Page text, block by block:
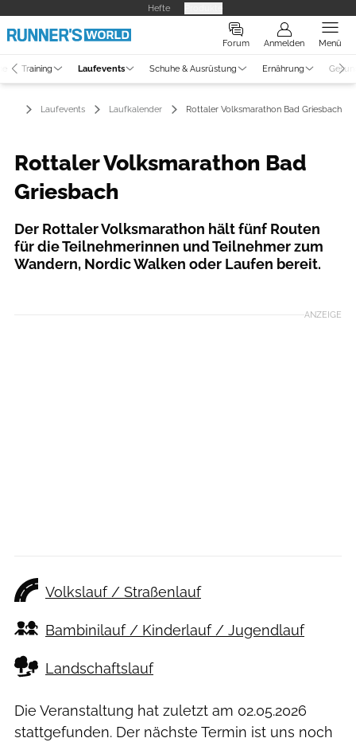
Hefte
Forum Anmelden Menü
Training Laufevents Schuhe & Ausrüstung Ernährung
Laufevents Laufkalender Rottaler Volksmarathon Bad Griesbach
Rottaler Volksmarathon Bad
Griesbach
Der Rottaler Volksmarathon hält fünf Routen
für die Teilnehmerinnen und Teilnehmer zum
Wandern, Nordic Walken oder Laufen bereit.
ANZEIGE
Volkslauf / Straßenlauf
Bambinilauf / Kinderlauf / Jugendlauf
Landschaftslauf
Die Veranstaltung hat zuletzt am 02.05.2026
stattgefunden. Der nächste Termin ist uns noch